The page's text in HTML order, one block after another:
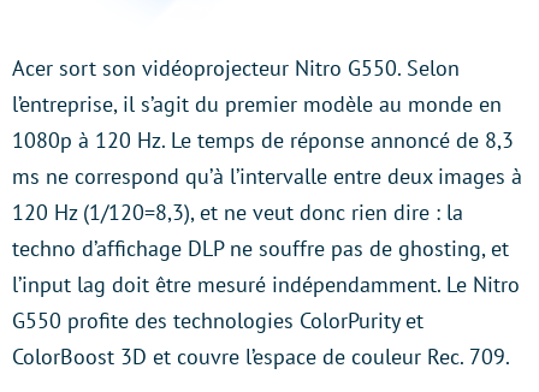
Acer sort son vidéoprojecteur Nitro G550. Selon
l’entreprise, il s’agit du premier modèle au monde en
1080p à 120 Hz. Le temps de réponse annoncé de 8,3
ms ne correspond qu’à l’intervalle entre deux images à
120 Hz (1/120=8,3), et ne veut donc rien dire : la
techno d’affichage DLP ne souffre pas de ghosting, et
l’input lag doit être mesuré indépendamment. Le Nitro
G550 profite des technologies ColorPurity et
ColorBoost 3D et couvre l’espace de couleur Rec. 709.